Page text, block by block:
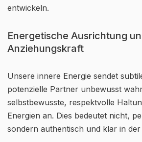
entwickeln.
Energetische Ausrichtung
Anziehungskraft
Unsere innere Energie sendet
potenzielle Partner unbewusst
selbstbewusste, respektvolle
Energien an. Dies bedeutet nicht,
sondern authentisch und klar in